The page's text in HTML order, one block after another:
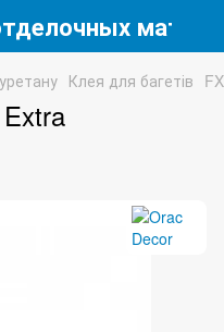
Клея для багетів